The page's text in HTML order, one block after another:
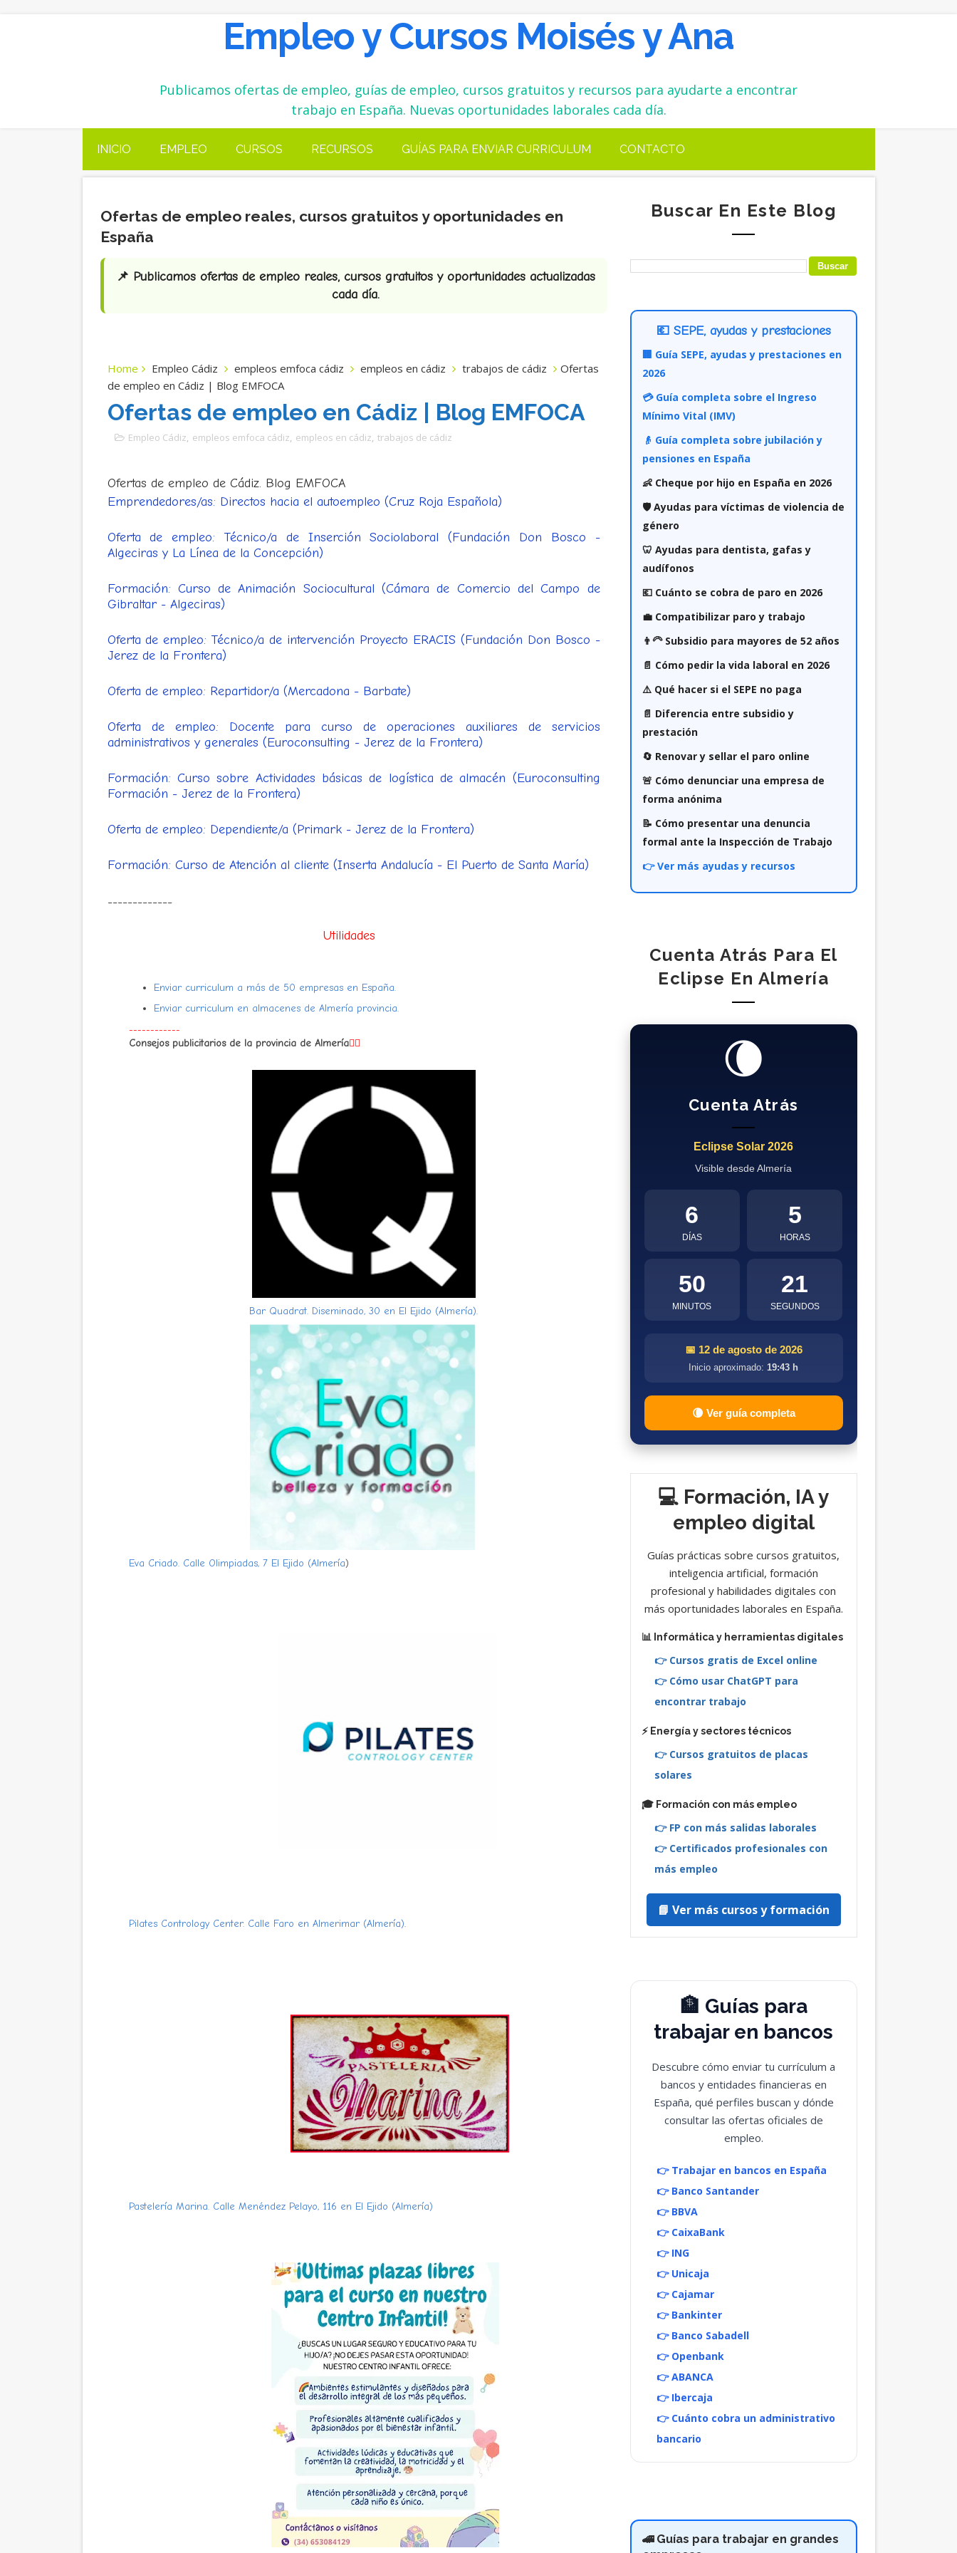
Empleo y Cursos Moisés y Ana
Publicamos ofertas de empleo, guías de empleo, cursos gratuitos y recursos para ayudarte a encontrar
trabajo en España. Nuevas oportunidades laborales cada día.
INICIO EMPLEO CURSOS RECURSOS GUÍAS PARA ENVIAR CURRICULUM CONTACTO
Ofertas de empleo reales, cursos gratuitos y oportunidades en
España
📌 Publicamos ofertas de empleo reales, cursos gratuitos y oportunidades actualizadas
cada día.
Home Empleo Cádiz empleos emfoca cádiz empleos en cádiz trabajos de cádiz
Ofertas
de empleo en Cádiz | Blog EMFOCA
Ofertas de empleo en Cádiz | Blog EMFOCA
Empleo Cádiz, empleos emfoca cádiz, empleos en cádiz, trabajos de cádiz
Ofertas de empleo de Cádiz. Blog EMFOCA
Emprendedores/as: Directos hacia el autoempleo (Cruz Roja Española)
Oferta de empleo: Técnico/a de Inserción Sociolaboral (Fundación Don Bosco -
Algeciras y La Línea de la Concepción)
Formación: Curso de Animación Sociocultural (Cámara de Comercio del Campo de
Gibraltar - Algeciras)
Oferta de empleo: Técnico/a de intervención Proyecto ERACIS (Fundación Don Bosco -
Jerez de la Frontera)
Oferta de empleo: Repartidor/a (Mercadona - Barbate)
Oferta de empleo: Docente para curso de operaciones auxiliares de servicios
administrativos y generales (Euroconsulting - Jerez de la Frontera)
Formación: Curso sobre Actividades básicas de logística de almacén (Euroconsulting
Formación - Jerez de la Frontera)
Oferta de empleo: Dependiente/a (Primark - Jerez de la Frontera)
Formación: Curso de Atención al cliente (Inserta Andalucía - El Puerto de Santa María)
-------------
Utilidades
Enviar curriculum a más de 50 empresas en España.
Enviar curriculum en almacenes de Almería provincia.
------------
Consejos publicitarios de la provincia de Almería👇🏻
Bar Quadrat. Diseminado, 30 en El Ejido (Almería).
Eva Criado. Calle Olimpiadas, 7 El Ejido (Almería)
Pilates Contrology Center. Calle Faro en Almerimar (Almería).
Pastelería Marina. Calle Menéndez Pelayo, 116 en El Ejido (Almería)
Buscar En Este Blog
💶 SEPE, ayudas y prestaciones
🏢 Guía SEPE, ayudas y prestaciones en
2026
💳 Guía completa sobre el Ingreso
Mínimo Vital (IMV)
👴 Guía completa sobre jubilación y
pensiones en España
👶 Cheque por hijo en España en 2026
🛡️ Ayudas para víctimas de violencia de
género
🦷 Ayudas para dentista, gafas y
audífonos
💶 Cuánto se cobra de paro en 2026
💼 Compatibilizar paro y trabajo
👨‍🦳 Subsidio para mayores de 52 años
📄 Cómo pedir la vida laboral en 2026
⚠️ Qué hacer si el SEPE no paga
📄 Diferencia entre subsidio y
prestación
🔄 Renovar y sellar el paro online
🚨 Cómo denunciar una empresa de
forma anónima
📝 Cómo presentar una denuncia
formal ante la Inspección de Trabajo
👉 Ver más ayudas y recursos
Cuenta Atrás Para El
Eclipse En Almería
🌘
Cuenta Atrás
Eclipse Solar 2026
Visible desde Almería
6
DÍAS
5
HORAS
50
MINUTOS
20
SEGUNDOS
📅 12 de agosto de 2026
Inicio aproximado:19:43 h
🌘 Ver guía completa
💻 Formación, IA y
empleo digital
Guías prácticas sobre cursos gratuitos,
inteligencia artificial, formación
profesional y habilidades digitales con
más oportunidades laborales en España.
📊 Informática y herramientas digitales
👉 Cursos gratis de Excel online
👉 Cómo usar ChatGPT para
encontrar trabajo
⚡ Energía y sectores técnicos
👉 Cursos gratuitos de placas
solares
🎓 Formación con más empleo
👉 FP con más salidas laborales
👉 Certificados profesionales con
más empleo
📘 Ver más cursos y formación
🏦 Guías para
trabajar en bancos
Descubre cómo enviar tu currículum a
bancos y entidades financieras en
España, qué perfiles buscan y dónde
consultar las ofertas oficiales de
empleo.
👉 Trabajar en bancos en España
👉 Banco Santander
👉 BBVA
👉 CaixaBank
👉 ING
👉 Unicaja
👉 Cajamar
👉 Bankinter
👉 Banco Sabadell
👉 Openbank
👉 ABANCA
👉 Ibercaja
👉 Cuánto cobra un administrativo
bancario
🚄 Guías para trabajar en grandes